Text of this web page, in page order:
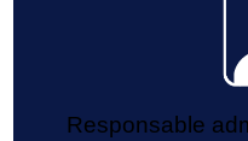
Responsable